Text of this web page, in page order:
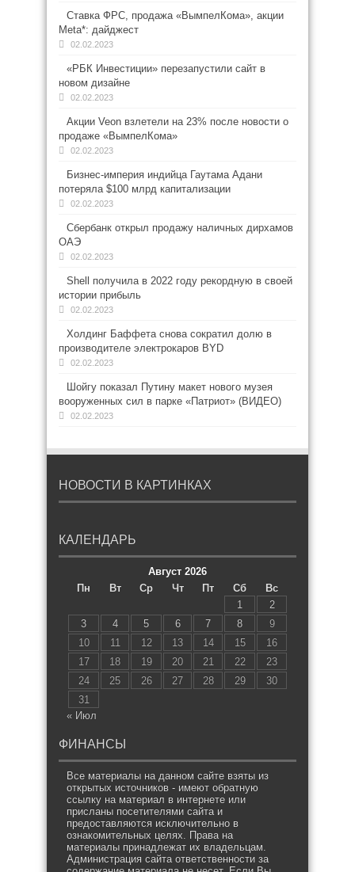
Ставка ФРС, продажа «ВымпелКома», акции
Meta*: дайджест
02.02.2023
«РБК Инвестиции» перезапустили сайт в
новом дизайне
02.02.2023
Акции Veon взлетели на 23% после новости о
продаже «ВымпелКома»
02.02.2023
Бизнес-империя индийца Гаутама Адани
потеряла $100 млрд капитализации
02.02.2023
Сбербанк открыл продажу наличных дирхамов
ОАЭ
02.02.2023
Shell получила в 2022 году рекордную в своей
истории прибыль
02.02.2023
Холдинг Баффета снова сократил долю в
производителе электрокаров BYD
02.02.2023
Шойгу показал Путину макет нового музея
вооруженных сил в парке «Патриот» (ВИДЕО)
02.02.2023
НОВОСТИ В КАРТИНКАХ
КАЛЕНДАРЬ
Август 2026
Пн
Вт Ср Чт Пт Сб
Вс
1
2
3
4 5 6 7 8
9
10
11 12 13 14 15
16
17
18 19 20 21 22
23
24
25 26 27 28 29
30
31
« Июл
ФИНАНСЫ
Все материалы на данном сайте взяты из
открытых источников - имеют обратную
ссылку на материал в интернете или
присланы посетителями сайта и
предоставляются исключительно в
ознакомительных целях. Права на
материалы принадлежат их владельцам.
Администрация сайта ответственности за